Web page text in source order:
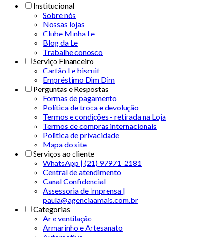
Institucional
Sobre nós
Nossas lojas
Clube Minha Le
Blog da Le
Trabalhe conosco
Serviço Financeiro
Cartão Le biscuit
Empréstimo Dim Dim
Perguntas e Respostas
Formas de pagamento
Política de troca e devolução
Termos e condições - retirada na Loja
Termos de compras internacionais
Politica de privacidade
Mapa do site
Serviços ao cliente
WhatsApp | (21) 97971-2181
Central de atendimento
Canal Confidencial
Assessoria de Imprensa |
paula@agenciaamais.com.br
Categorias
Ar e ventilação
Armarinho e Artesanato